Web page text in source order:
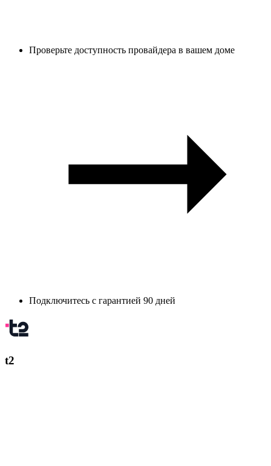
Проверьте доступность провайдера в вашем доме
Подключитесь с гарантией 90 дней
t2